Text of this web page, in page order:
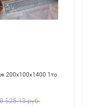
200x100x1400 1то
525.13руб.